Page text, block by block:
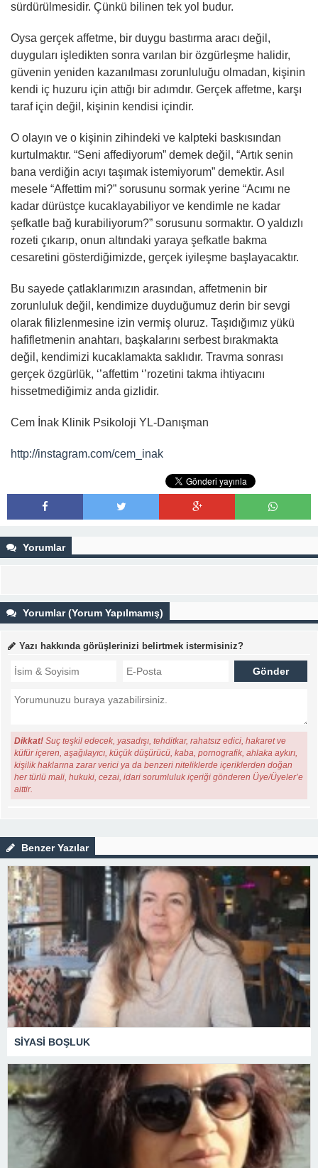
sürdürülmesidir. Çünkü bilinen tek yol budur.
Oysa gerçek affetme, bir duygu bastırma aracı değil,
duyguları işledikten sonra varılan bir özgürleşme halidir,
güvenin yeniden kazanılması zorunluluğu olmadan, kişinin
kendi iç huzuru için attığı bir adımdır. Gerçek affetme, karşı
taraf için değil, kişinin kendisi içindir.
O olayın ve o kişinin zihindeki ve kalpteki baskısından
kurtulmaktır. “Seni affediyorum” demek değil, “Artık senin
bana verdiğin acıyı taşımak istemiyorum” demektir. Asıl
mesele “Affettim mi?” sorusunu sormak yerine “Acımı ne
kadar dürüstçe kucaklayabiliyor ve kendimle ne kadar
şefkatle bağ kurabiliyorum?” sorusunu sormaktır. O yaldızlı
rozeti çıkarıp, onun altındaki yaraya şefkatle bakma
cesaretini gösterdiğimizde, gerçek iyileşme başlayacaktır.
Bu sayede çatlaklarımızın arasından, affetmenin bir
zorunluluk değil, kendimize duyduğumuz derin bir sevgi
olarak filizlenmesine izin vermiş oluruz. Taşıdığımız yükü
hafifletmenin anahtarı, başkalarını serbest bırakmakta
değil, kendimizi kucaklamakta saklıdır. Travma sonrası
gerçek özgürlük, ‘’affettim ‘’rozetini takma ihtiyacını
hissetmediğimiz anda gizlidir.
Cem İnak Klinik Psikoloji YL-Danışman
http://instagram.com/cem_inak
Yorumlar
Yorumlar (Yorum Yapılmamış)
Yazı hakkında görüşlerinizi belirtmek istermisiniz?
Dikkat! Suç teşkil edecek, yasadışı, tehditkar, rahatsız edici, hakaret ve
küfür içeren, aşağılayıcı, küçük düşürücü, kaba, pornografik, ahlaka aykırı,
kişilik haklarına zarar verici ya da benzeri niteliklerde içeriklerden doğan
her türlü mali, hukuki, cezai, idari sorumluluk içeriği gönderen Üye/Üyeler’e
aittir.
Benzer Yazılar
SİYASİ BOŞLUK